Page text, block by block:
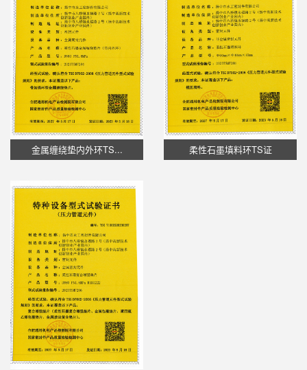
金属缠绕垫内外环TS... 柔性石墨填料环TS证